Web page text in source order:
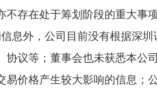
不存在处于筹划阶段的重大
外，公司目前没有根据深圳
议等；董事会也未获悉本公
易价格产生较大影响的信息